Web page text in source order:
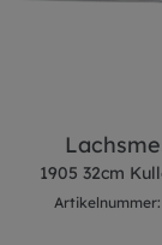
1905 32cm
Artikelnummer: